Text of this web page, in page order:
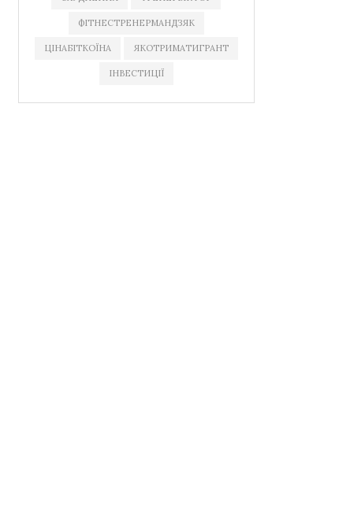
ФІТНЕСТРЕНЕРМАНДЗЯК
ЦІНАБІТКОЇНА ЯКОТРИМАТИГРАНТ
ІНВЕСТИЦІЇ